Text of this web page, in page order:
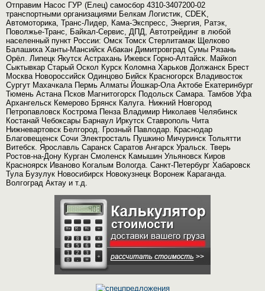
Отправим Насос ГУР (Елец) самосбор 4310-3407200-02
транспортными организациями Белкам Логистик, CDEK,
Автомоторика, Транс-Лидер, Кама-Экспресс, Энергия, Ратэк,
Поволжье-Транс, Байкал-Сервис, ДПД, Автотрейдинг в любой
населенный пункт России: Омск Томск Стерлитамак Щелково
Балашиха Ханты-Мансийск Абакан Димитровград Сумы Рязань
Орёл. Липецк Якутск Астрахань Ижевск Горно-Алтайск. Майкоп
Сыктывкар Старый Оскол Курск Коломна Харьков Должанск Брест
Москва Новороссийск Одинцово Бийск Красногорск Владивосток
Сургут Махачкала Пермь Алматы Йошкар-Ола Актобе Екатеринбург
Тюмень Астана Псков Магнитогорск Подольск Самара. Тамбов Уфа
Архангельск Кемерово Брянск Калуга. Нижний Новгород
Петропавловск Кострома Пенза Владимир Николаев Челябинск
Костанай Чебоксары Барнаул Иркутск Ставрополь Чита
Нижневартовск Белгород. Грозный Павлодар. Краснодар
Благовещенск Сочи Электросталь Пушкино Мичуринск Тольятти
Витебск. Ярославль Саранск Саратов Ангарск Уральск. Тверь
Ростов-на-Дону Курган Смоленск Камышин Ульяновск Киров
Красноярск Иваново Когалым Вологда. Санкт-Петербург Хабаровск
Тула Бузулук Новосибирск Новокузнецк Воронеж Караганда.
Волгоград Актау и т.д.